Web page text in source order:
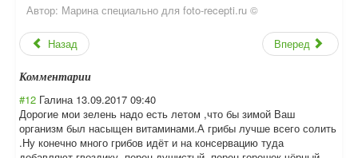
Автор: Марина специально для foto-recepti.ru ©
Назад Вперед
Комментарии
#12 Галина 13.09.2017 09:40
Дорогие мои зелень надо есть летом ,что бы зимой Ваш
организм был насыщен витаминами.А грибы лучше всего солить
.Ну конечно много грибов идёт и на консервацию туда